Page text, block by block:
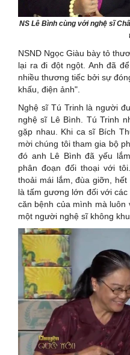
NS Lê Bình cùng với nghệ sĩ
NSND Ngọc Giàu bày tỏ
lại ra đi đột ngột. Anh đã
nhiều thương tiếc bởi sự
khấu, điện ảnh".
Nghệ sĩ Tú Trinh là người
nghệ sĩ Lê Bình. Tú Trinh
gặp nhau. Khi ca sĩ Bích
mời chúng tôi tham gia bộ
đó anh Lê Bình đã yếu
phân đoạn đối thoại với
thoải mái lắm, đùa giỡn,
là tấm gương lớn đối với
căn bệnh của mình mà
một người nghệ sĩ không